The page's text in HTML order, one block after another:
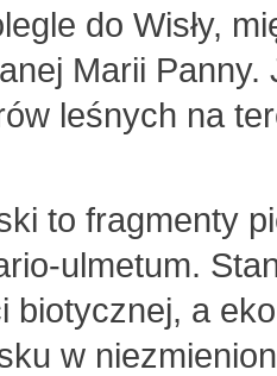
do Wisły,
Marii Panny.
leśnych na
to fragmenty
ulmetum.
biotycznej, a
w